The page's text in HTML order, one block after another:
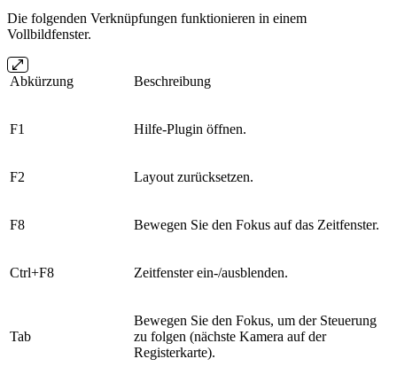
Die folgenden Verknüpfungen funktionieren in einem
Vollbildfenster.
Abkürzung Beschreibung
F1 Hilfe-Plugin öffnen.
F2 Layout zurücksetzen.
F8 Bewegen Sie den Fokus auf das Zeitfenster.
Ctrl+F8 Zeitfenster ein-/ausblenden.
Tab
Bewegen Sie den Fokus, um der Steuerung
zu folgen (nächste Kamera auf der
Registerkarte).